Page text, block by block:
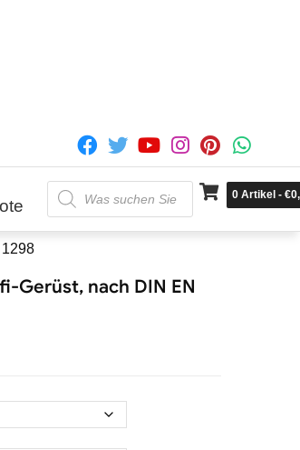
Products
search
0 Artikel - €
Gerüst, nach DIN EN